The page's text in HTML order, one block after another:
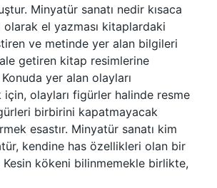
Minyatür sanatı nedir kısaca
el yazması kitaplardaki
ve metinde yer alan bilgileri
getiren kitap resimlerine
yer alan olayları
olayları figürler halinde resme
birbirini kapatmayacak
esastır. Minyatür sanatı kim
kendine has özellikleri olan bir
Kesin kökeni bilinmemekle birlikte,